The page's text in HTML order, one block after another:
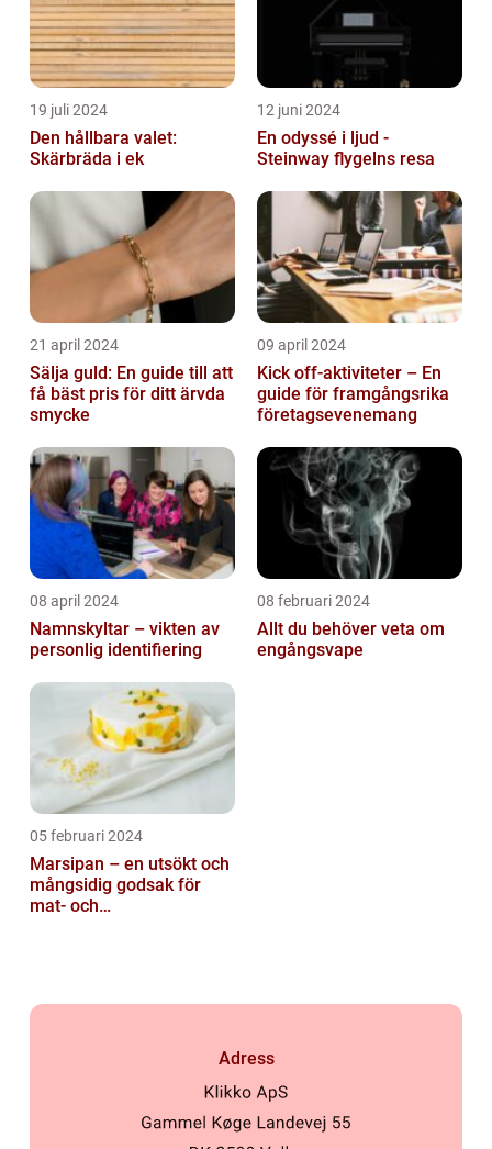
19 juli 2024
Den hållbara valet:
Skärbräda i ek
12 juni 2024
En odyssé i ljud -
Steinway flygelns resa
21 april 2024
Sälja guld: En guide till att
få bäst pris för ditt ärvda
smycke
09 april 2024
Kick off-aktiviteter – En
guide för framgångsrika
företagsevenemang
08 april 2024
Namnskyltar – vikten av
personlig identifiering
08 februari 2024
Allt du behöver veta om
engångsvape
05 februari 2024
Marsipan – en utsökt och
mångsidig godsak för
mat- och
Adress